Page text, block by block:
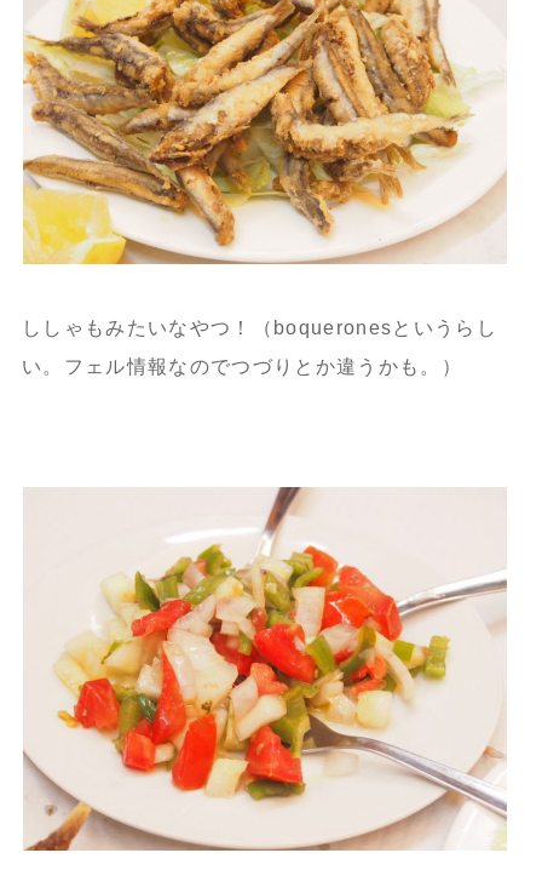
ししゃもみたいなやつ！（boqueronesというらし
い。フェル情報なのでつづりとか違うかも。）